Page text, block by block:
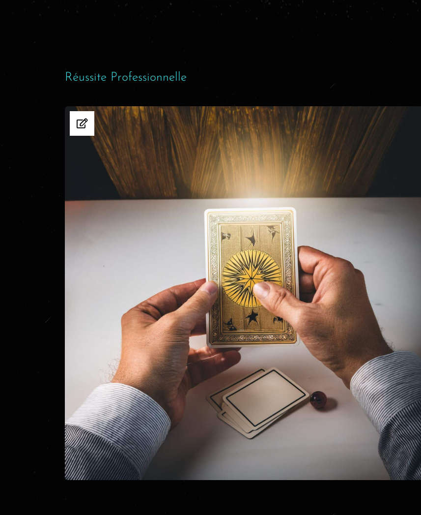
Réussite Professionnelle